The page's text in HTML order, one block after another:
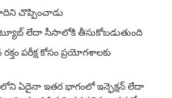
చొప్పించాడు
ట్యూబ్ లేదా సీసాలోకి తీసుకోబడుతుంది
పరీక్ష కోసం ప్రయోగశాలకు
ఏదైనా ఇతర భాగంలో ఇన్ఫెక్షన్ లేదా